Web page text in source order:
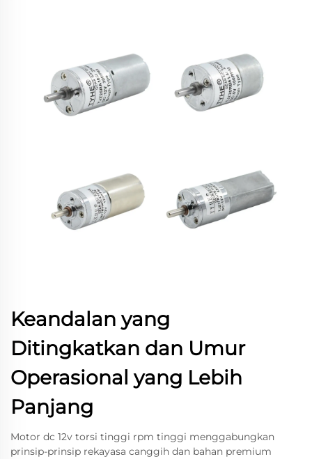
Keandalan yang
Ditingkatkan dan Umur
Operasional yang Lebih
Panjang
Motor dc 12v torsi tinggi rpm tinggi menggabungkan
prinsip-prinsip rekayasa canggih dan bahan premium